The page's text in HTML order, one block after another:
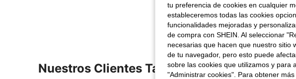
Ver Más Reseñas
Nuestros Clientes También Vieron
tu preferencia de cookies en cualquier
estableceremos todas las cookies
funcionalidades mejoradas y
de compra con SHEIN. Al seleccionar
necesarias que hacen que nuestro sitio
de tu navegador, pero esto puede
sobre las cookies que utilizamos y para
"Administrar cookies". Para obtener